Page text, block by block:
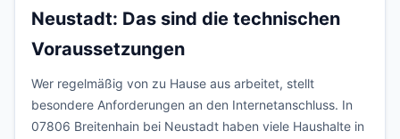
Neustadt: Das sind die technischen
Voraussetzungen
Wer regelmäßig von zu Hause aus arbeitet, stellt
besondere Anforderungen an den Internetanschluss. In
07806 Breitenhain bei Neustadt haben viele Haushalte in